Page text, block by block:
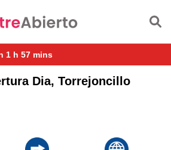
1 h 57 mins
Dia, Torrejoncillo